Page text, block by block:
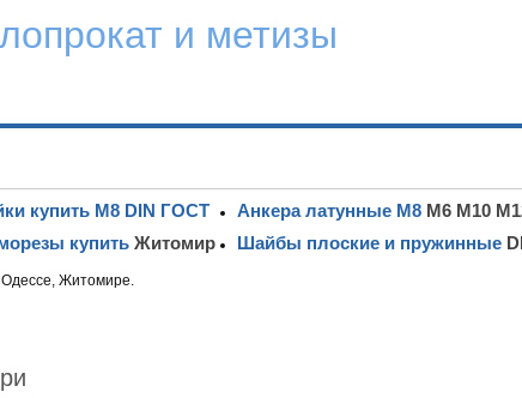
и метизы
купить М8 DIN ГОСТ
купитьЖитомир
Анкера латунные М8М6 М10
Шайбы плоские и пружинные
Одессе, Житомире.